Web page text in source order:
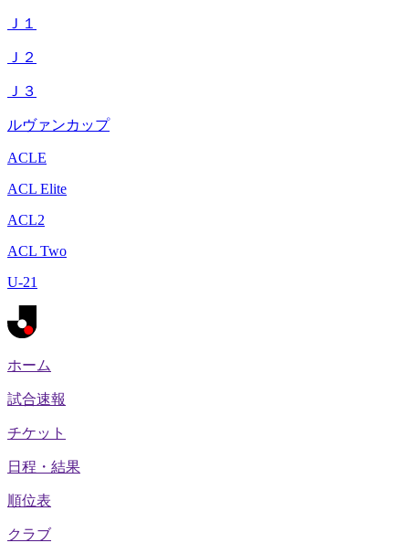
Ｊ１
Ｊ２
Ｊ３
ルヴァンカップ
ACLE
ACL Elite
ACL2
ACL Two
U-21
ホーム
試合速報
チケット
日程・結果
順位表
クラブ